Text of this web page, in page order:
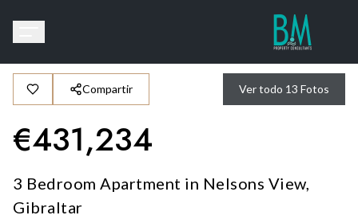
Compartir Ver todo 13 Fotos
€431,234
3 Bedroom Apartment in Nelsons View,
Gibraltar